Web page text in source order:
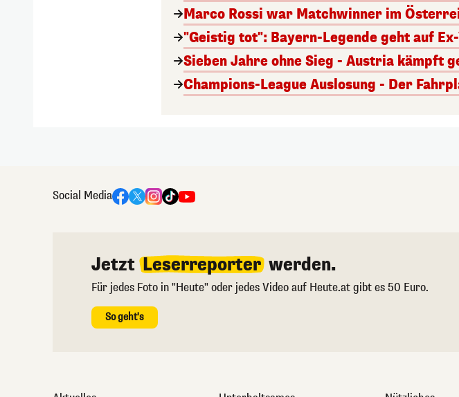
Marco Rossi war Matchwinner im
"Geistig tot": Bayern-Legende geht auf
Sieben Jahre ohne Sieg - Austria kämpft
Champions-League Auslosung - Der
Social Media
Jetzt Leserreporter werden.
Für jedes Foto in "Heute" oder jedes Video auf Heute.at gibt es 50 Euro.
So geht's